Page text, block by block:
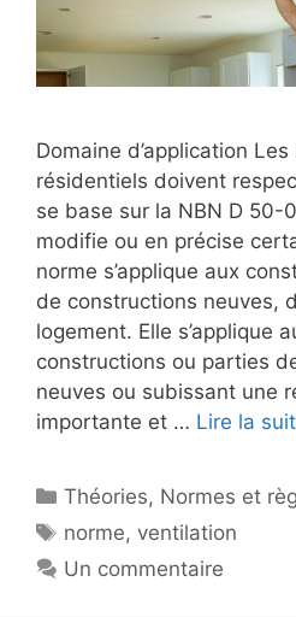
Domaine d’application
résidentiels doivent
se base sur la NBN D 50-
modifie ou en précise
norme s’applique aux
de constructions neuves,
logement. Elle s’applique
constructions ou parties
neuves ou subissant une
importante et … Lire la
Catégories
Théories, Normes et
Étiquettes
norme, ventilation
Un commentaire